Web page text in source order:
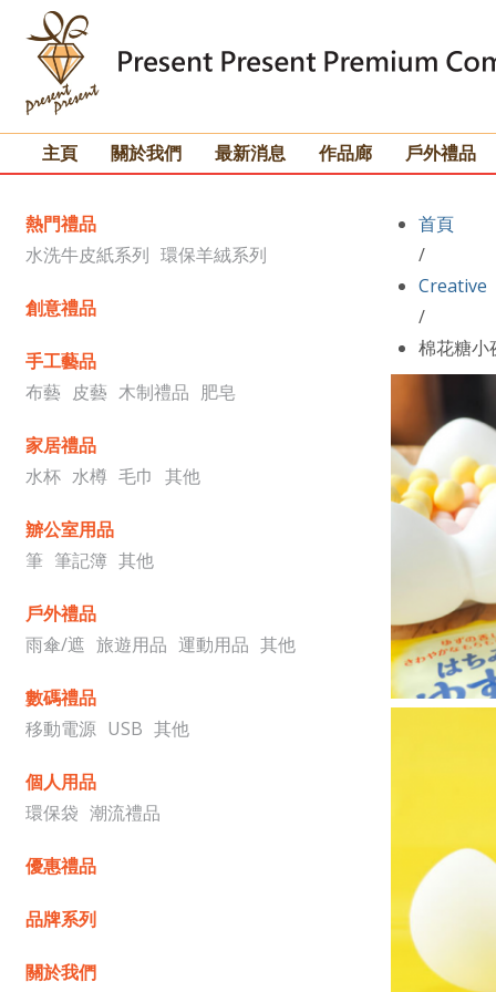
主頁 關於我們 最新消息 作品廊 戶外禮品
熱門禮品
水洗牛皮紙系列 環保羊絨系列
創意禮品
手工藝品
布藝 皮藝 木制禮品 肥皂
家居禮品
水杯 水樽 毛巾 其他
辧公室用品
筆 筆記簿 其他
戶外禮品
雨傘/遮 旅遊用品 運動用品 其他
數碼禮品
移動電源 USB 其他
個人用品
環保袋 潮流禮品
優惠禮品
品牌系列
關於我們
首頁
/
Creative
/
棉花糖小